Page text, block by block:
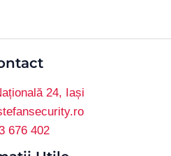
24, Iași
676 402